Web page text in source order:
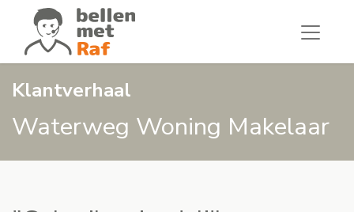
Klantverhaal
Waterweg Woning Makelaar